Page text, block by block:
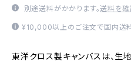
別途送料がかかります。送料を確
¥10,000以上のご注文で国内送
東洋クロス製キャンバスは、生